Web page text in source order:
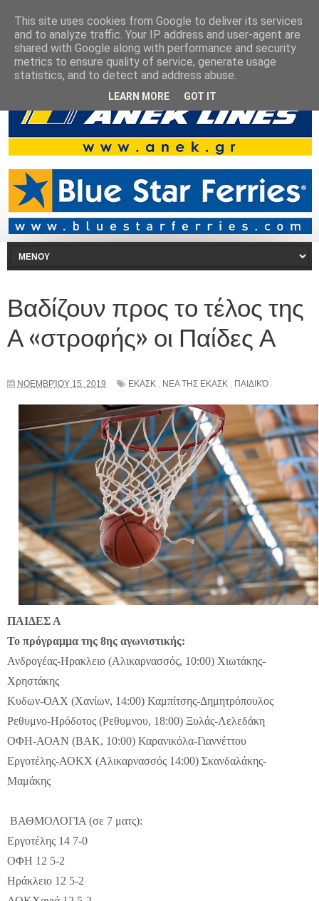
Βαδίζουν προς το τέλος της
Α «στροφής» οι Παίδες Α
ΝΟΕΜΒΡΊΟΥ 15, 2019 ΕΚΑΣΚ , ΝΕΑ ΤΗΣ ΕΚΑΣΚ , ΠΑΙΔΙΚΌ
ΠΑΙΔΕΣ Α
Το πρόγραμμα της 8ης αγωνιστικής:
Ανδρογέας-Ηρακλειο (Αλικαρνασσός, 10:00) Χιωτάκης-
Χρηστάκης
Κυδων-ΟΑΧ (Χανίων, 14:00) Καμπίτσης-Δημητρόπουλος
Ρεθυμνο-Ηρόδοτος (Ρεθυμνου, 18:00) Ξυλάς-Λελεδάκη
ΟΦΗ-ΑΟΑΝ (ΒΑΚ, 10:00) Καρανικόλα-Γιαννέττου
Εργοτέλης-ΑΟΚΧ (Αλικαρνασσός 14:00) Σκανδαλάκης-
Μαμάκης
ΒΑΘΜΟΛΟΓΙΑ (σε 7 ματς):
Εργοτέλης 14 7-0
ΟΦΗ 12 5-2
Ηράκλειο 12 5-2
This site uses cookies from Google to deliver its services
and to analyze traffic. Your IP address and user-agent are
shared with Google along with performance and security
metrics to ensure quality of service, generate usage
statistics, and to detect and address abuse.
LEARN MORE GOT IT